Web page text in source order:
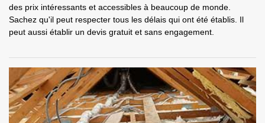
des prix intéressants et accessibles à beaucoup de monde.
Sachez qu'il peut respecter tous les délais qui ont été établis. Il
peut aussi établir un devis gratuit et sans engagement.